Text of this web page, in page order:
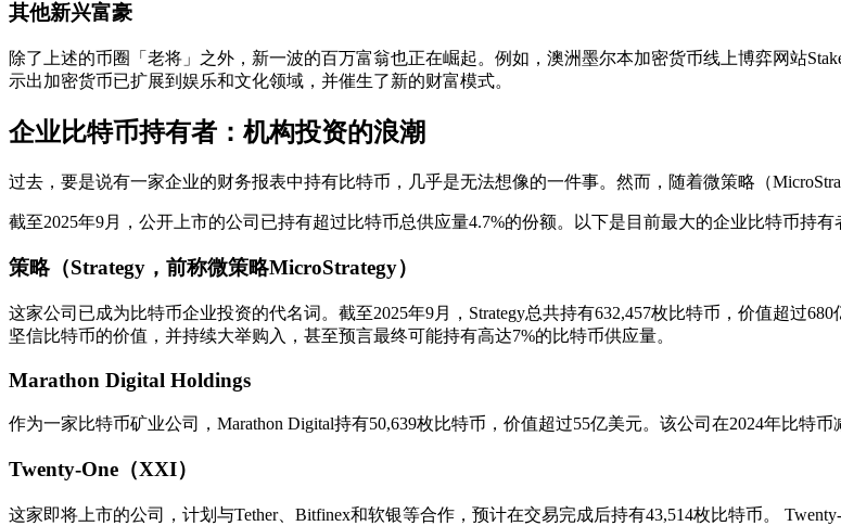
其他新兴富豪
除了上述的币圈「老将」之外，新一波的百万富翁也正在崛起。例如，澳洲墨尔本加密货币线上博弈网站
示出加密货币已扩展到娱乐和文化领域，并催生了新的财富模式。
企业比特币持有者：机构投资的浪潮
过去，要是说有一家企业的财务报表中持有比特币，几乎是无法想像的一件事。然而，随着微策略（
截至2025年9月，公开上市的公司已持有超过比特币总供应量4.7%的份额。以下是目前最大的企业比特币持有
策略（Strategy，前称微策略MicroStrategy）
这家公司已成为比特币企业投资的代名词。截至2025年9月，Strategy总共持有632,457枚比特币，价值超过
坚信比特币的价值，并持续大举购入，甚至预言最终可能持有高达7%的比特币供应量。
Marathon Digital Holdings
作为一家比特币矿业公司，Marathon Digital持有50,639枚比特币，价值超过55亿美元。该公司在2024年比特
Twenty-One（XXI）
这家即将上市的公司，计划与Tether、Bitfinex和软银等合作，预计在交易完成后持有43,514枚比特币。